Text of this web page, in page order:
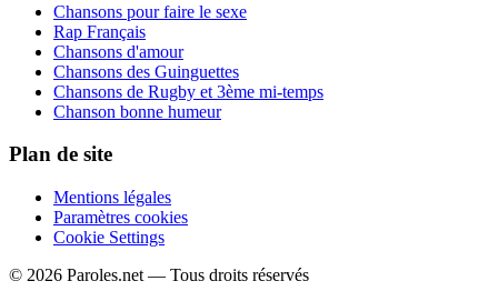
Chansons pour faire le sexe
Rap Français
Chansons d'amour
Chansons des Guinguettes
Chansons de Rugby et 3ème mi-temps
Chanson bonne humeur
Plan de site
Mentions légales
Paramètres cookies
Cookie Settings
© 2026 Paroles.net — Tous droits réservés